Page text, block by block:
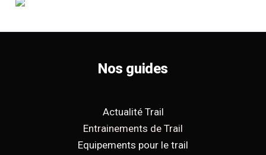
Nos guides
Actualité Trail
Entrainements de Trail
Equipements pour le trail